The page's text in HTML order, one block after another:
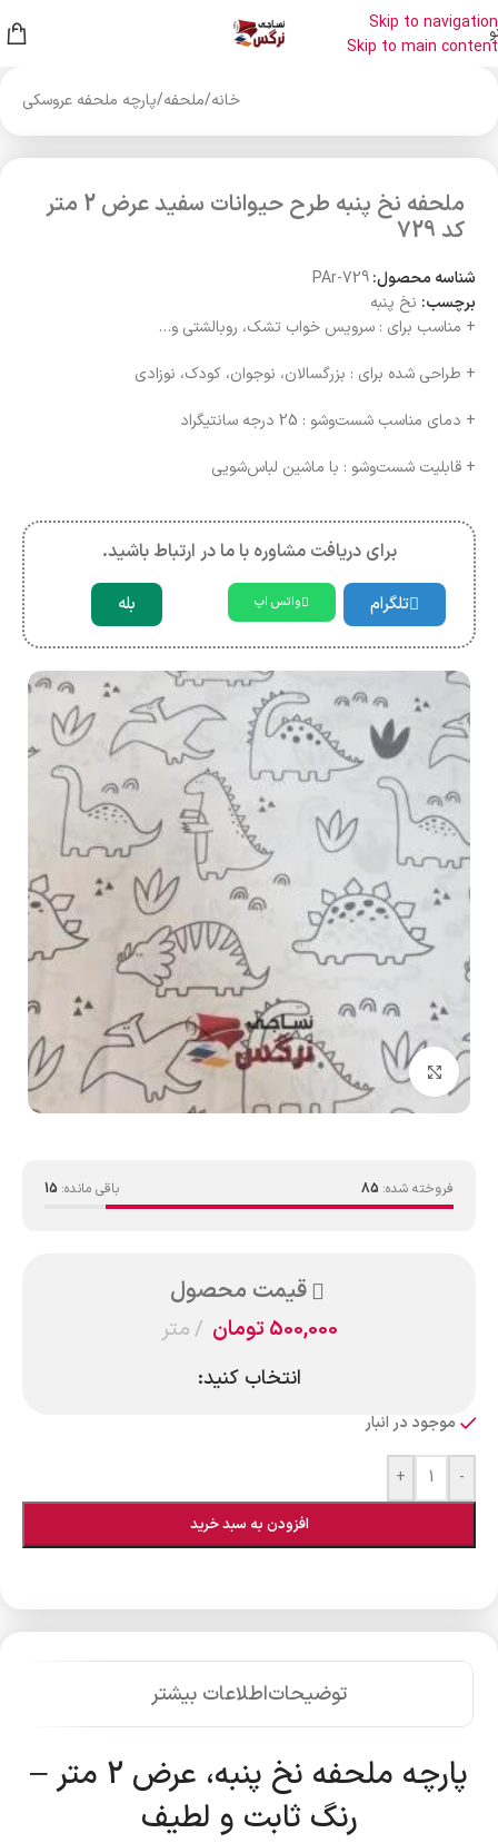
Skip to navigation
Skip to main content
خانه/ملحفه/پارچه ملحفه عروسکی
ملحفه نخ پنبه طرح حیوانات سفید عرض 2 متر
کد 729
شناسه محصول:PAr-729
برچسب: نخ پنبه
+ مناسب برای : سرویس خواب تشک، روبالشتی و…
+ طراحی شده برای : بزرگسالان، نوجوان، کودک، نوزادی
+ دمای مناسب شست‌وشو : 25 درجه سانتیگراد
+ قابلیت شست‌وشو : با ماشین لباس‌شویی
برای دریافت مشاوره با ما در ارتباط باشید.
تلگرام واتس اپ بله
بزرگنمایی تصویر
فروخته شده: 85 باقی مانده: 15
قیمت محصول
500,000تومان متر
انتخاب کنید:
موجود در انبار
-
+
افزودن به سبد خرید
توضیحاتاطلاعات بیشتر
پارچه ملحفه نخ پنبه، عرض 2 متر –
رنگ ثابت و لطیف